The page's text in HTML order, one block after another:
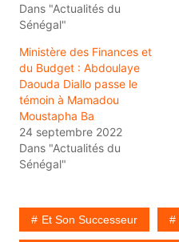
Dans "Actualités du
Sénégal"
Ministère des Finances et
du Budget : Abdoulaye
Daouda Diallo passe le
témoin à Mamadou
Moustapha Ba
24 septembre 2022
Dans "Actualités du
Sénégal"
Et Son Successeur